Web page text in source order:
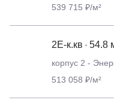
539 715 ₽/м²
2Е-к.кв 54.8
корпус 2 -
513 058 ₽/м²